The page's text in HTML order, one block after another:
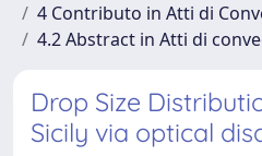
4 Contributo in Atti di
4.2 Abstract in Atti di
Drop Size
Sicily via optical